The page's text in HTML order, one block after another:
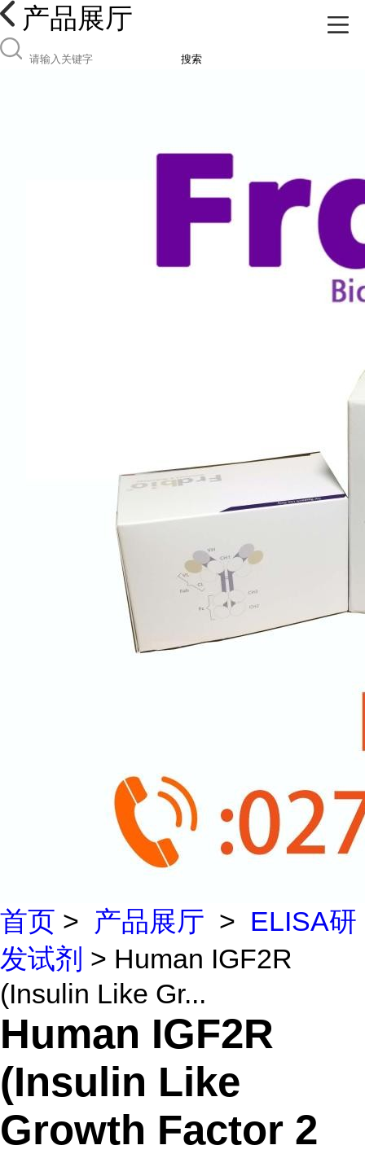
产品展厅
搜索
首页 > 产品展厅 > ELISA研
发试剂 > Human IGF2R
(Insulin Like Gr...
Human IGF2R
(Insulin Like
Growth Factor 2